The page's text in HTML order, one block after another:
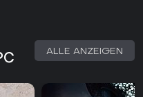
ALLE ANZEIGEN